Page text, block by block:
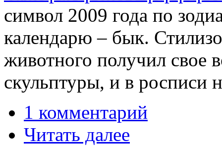
символ 2009 года по
календарю – бык.
животного получил свое
скульптуры, и в росписи
1 комментарий
Читать далее